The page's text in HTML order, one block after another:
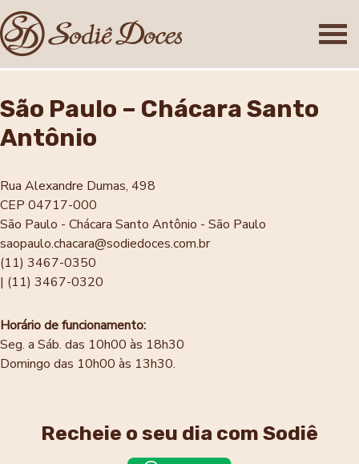
São Paulo – Chácara Santo
Antônio
Rua Alexandre Dumas, 498
CEP 04717-000
São Paulo - Chácara Santo Antônio - São Paulo
saopaulo.chacara@sodiedoces.com.br
(11) 3467-0350
| (11) 3467-0320
Horário de funcionamento:
Seg. a Sáb. das 10h00 às 18h30
Domingo das 10h00 às 13h30.
Recheie o seu dia com Sodiê